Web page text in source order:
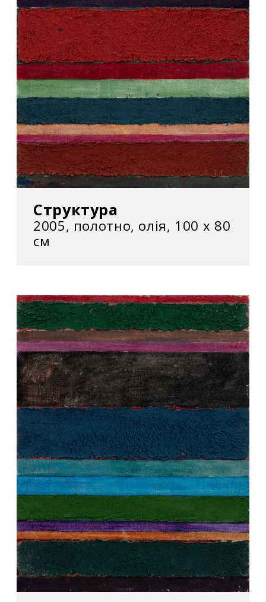
Структура
2005, полотно, олія, 100 х 80
см